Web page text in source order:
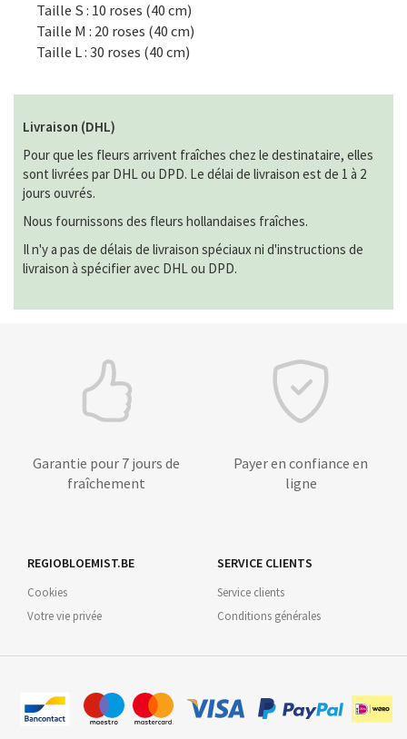
Taille S : 10 roses (40 cm)
Taille M : 20 roses (40 cm)
Taille L : 30 roses (40 cm)
Livraison (DHL)
Pour que les fleurs arrivent fraîches chez le destinataire, elles
sont livrées par DHL ou DPD. Le délai de livraison est de 1 à 2
jours ouvrés.
Nous fournissons des fleurs hollandaises fraîches.
Il n'y a pas de délais de livraison spéciaux ni d'instructions de
livraison à spécifier avec DHL ou DPD.
Garantie pour 7 jours de
fraîchement
Payer en confiance en
ligne
REGIOBLOEMIST.BE
Cookies
Votre vie privée
SERVICE CLIENTS
Service clients
Conditions générales